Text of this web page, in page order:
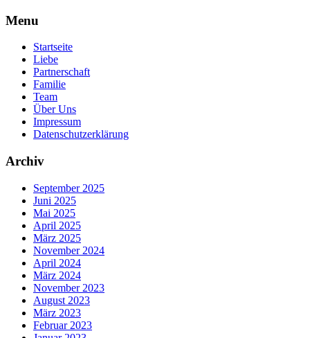
Skip
content
Menu
Startseite
Liebe
Partnerschaft
Familie
Team
Über Uns
Impressum
Datenschutzerklärung
Archiv
September 2025
Juni 2025
Mai 2025
April 2025
März 2025
November 2024
April 2024
März 2024
November 2023
August 2023
März 2023
Februar 2023